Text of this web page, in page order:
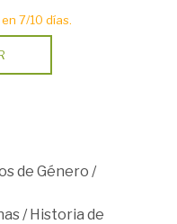
7/10 días.
de Género /
/Historia de